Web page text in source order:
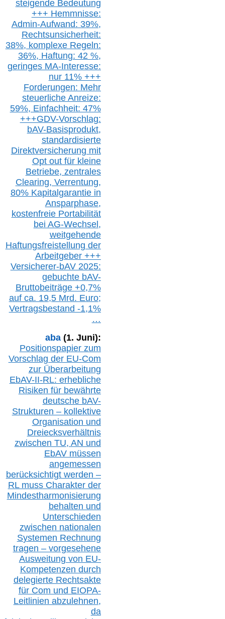
steigende Bedeutung
+++ Hemmnisse:
Admin-Aufwand: 39%,
Rechtsunsicherheit:
38%, komplexe Regeln:
36%, Haftung: 42 %,
geringes MA-Interesse:
nur 11% +++
Forderungen: Mehr
steuerliche Anreize:
59%, Einfachheit: 47%
+++GDV-Vorschlag:
bAV-Basisprodukt,
standardisierte
Direktversicherung mit
Opt outfür kleine
Betriebe, zentrales
Clearing, Verrentung,
80% Kapitalgarantie in
Ansparphase,
kostenfreie Portabilität
bei AG-Wechsel,
weitgehende
Haftungsfreistellung der
Arbeitgeber +++
Versicherer-bAV2025:
gebuchte bAV-
Bruttobeiträge +0,7%
auf ca. 19,5 Mrd. Euro;
Vertragsbestand -1,1%
…
aba(1. Juni):
Positionspapier zum
Vorschlag der EU-Com
zur Überarbeitung
EbAV-II-RL: erhebliche
Risiken für bewährte
deutsche bAV-
Strukturen – kollektive
Organisation und
Dreiecksverhältnis
zwischen TU, AN und
EbAV müssen
angemessen
berücksichtigt werden –
RL mussCharakter der
Mindestharmonisierung
behalten und
Unterschieden
zwischen nationalen
Systemen Rechnung
tragen – vorgesehene
Ausweitung von EU-
Kompetenzen durch
delegierte Rechtsakte
für Com und EIOPA-
Leitlinien abzulehnen,
da